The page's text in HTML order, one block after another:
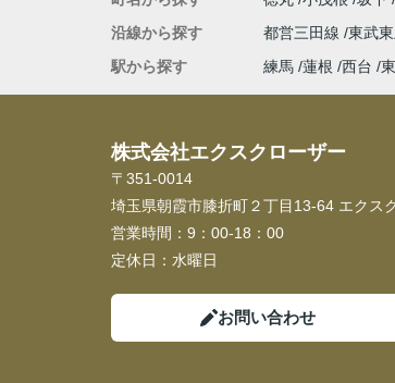
沿線から探す
都営三田線 東武
駅から探す
練馬 蓮根 西台
株式会社エクスクローザー
〒351-0014
埼玉県朝霞市膝折町２丁目13-64 エクス
営業時間： 9：00-18：00
定休日： 水曜日
お問い合わせ